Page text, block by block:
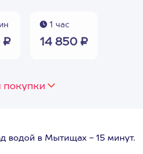
₽
1 час
14 850 ₽
покупки
водой в Мытищах - 15 минут.